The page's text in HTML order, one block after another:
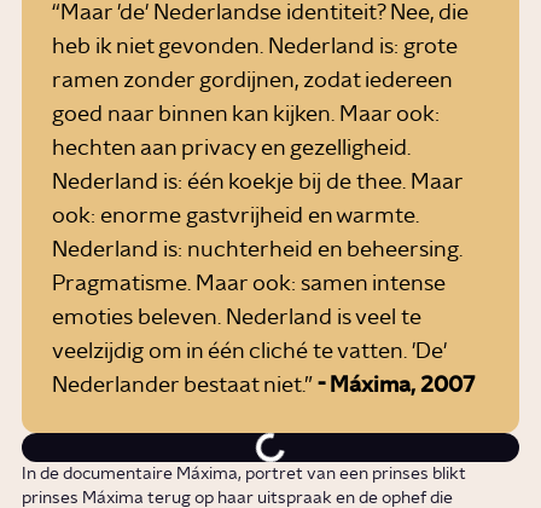
“Maar 'de' Nederlandse identiteit? Nee, die
heb ik niet gevonden. Nederland is: grote
ramen zonder gordijnen, zodat iedereen
goed naar binnen kan kijken. Maar ook:
hechten aan privacy en gezelligheid.
Nederland is: één koekje bij de thee. Maar
ook: enorme gastvrijheid en warmte.
Nederland is: nuchterheid en beheersing.
Pragmatisme. Maar ook: samen intense
emoties beleven. Nederland is veel te
veelzijdig om in één cliché te vatten. 'De'
Nederlander bestaat niet.” - Máxima, 2007
In de documentaire Máxima, portret van een prinses blikt
prinses Máxima terug op haar uitspraak en de ophef die